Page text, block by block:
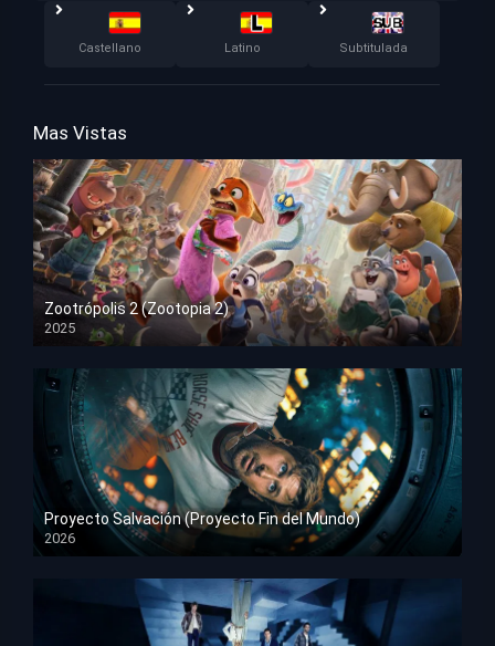
Castellano Latino Subtitulada
Mas Vistas
Zootrópolis 2 (Zootopia 2)
2025
HD 1080p
Proyecto Salvación (Proyecto Fin del Mundo)
2026
HD 1080p